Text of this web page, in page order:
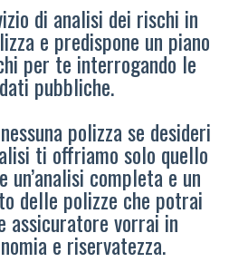
di analisi dei rischi in
e predispone un piano
per te interrogando le
pubbliche.
polizza se desideri
ti offriamo solo quello
completa e un
delle polizze che potrai
assicuratore vorrai in
e riservatezza.